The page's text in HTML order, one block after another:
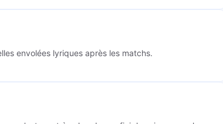
envolées lyriques après les matchs.